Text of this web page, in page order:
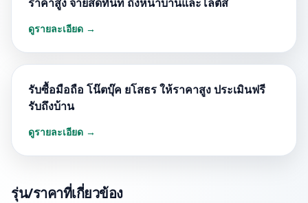
ดูรายละเอียด →
รับซื้อมือถือ โน๊ตบุ๊ค ยโสธร ให้ราคาสูง ประเมินฟรี
รับถึงบ้าน
ดูรายละเอียด →
รุ่น/ราคาที่เกี่ยวข้อง